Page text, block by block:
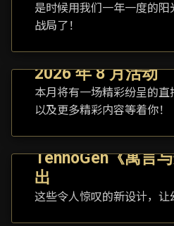
是时候用我们一年一度的
战局了！
2026 年 8 月活动
本月将有一场精彩纷呈的直
以及更多精彩内容等着你！
TennoGen《寓言
出
这些令人惊叹的新设计，让